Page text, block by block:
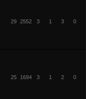
29 2552 3 1 3 0
25 1694 3 1 2 0